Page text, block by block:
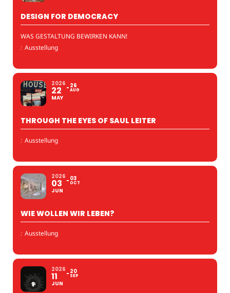
DESIGN FOR DEMOCRACY
WAS GESTALTUNG BEWIRKEN KANN!
: Ausstellung
2026
22
MAY
26
AUG
THROUGH THE EYES OF SAUL LEITER
: Ausstellung
2026
03
JUN
03
OCT
WIE WOLLEN WIR LEBEN?
: Ausstellung
2026
11
JUN
20
SEP